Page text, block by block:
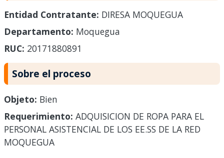
Entidad Contratante: DIRESA MOQUEGUA
Departamento: Moquegua
RUC: 20171880891
Sobre el proceso
Objeto: Bien
Requerimiento: ADQUISICION DE ROPA PARA EL
PERSONAL ASISTENCIAL DE LOS EE.SS DE LA RED
MOQUEGUA